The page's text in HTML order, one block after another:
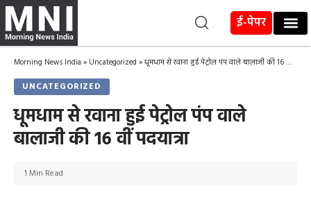
ई-पेपर
Morning News India » Uncategorized »धूमधाम से रवाना हुई पेट्रोल पंप वाले बालाजी की 16 वीं पदयात्रा
UNCATEGORIZED
धूमधाम से रवाना हुई पेट्रोल पंप वाले
बालाजी की 16 वीं पदयात्रा
1 Min Read